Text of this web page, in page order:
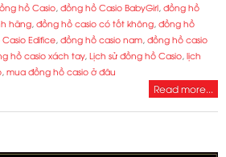
hồ Casio, đồng hồ Casio BabyGirl, đồng hồ
hãng, đồng hồ casio có tốt không, đồng hồ
Edifice, đồng hồ casio nam, đồng hồ casio
hồ casio xách tay, Lịch sử đồng hồ Casio, lịch
, mua đồng hồ casio ở đâu
Read more...